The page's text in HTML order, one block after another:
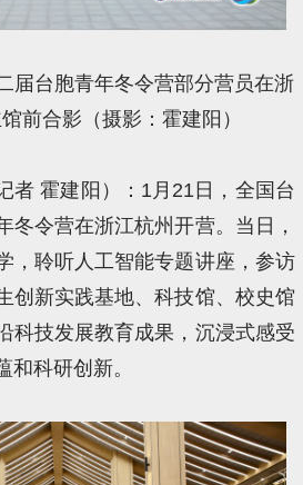
届台胞青年冬令营部分营员在浙
前合影（摄影：霍建阳）
者 霍建阳）：1月21日，全国台
冬令营在浙江杭州开营。当日，
，聆听人工智能专题讲座，参访
创新实践基地、科技馆、校史馆
科技发展教育成果，沉浸式感受
和科研创新。